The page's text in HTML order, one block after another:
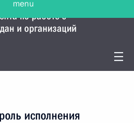
по работе с
и организаций
исполнения